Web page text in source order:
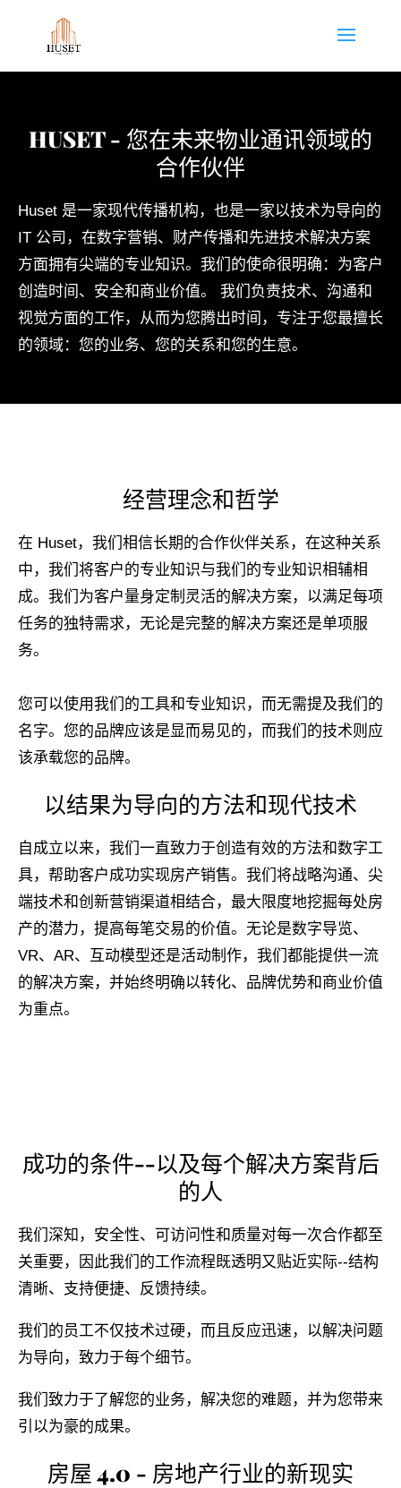
HUSET - 您在未来物业通讯领域的
合作伙伴
Huset 是一家现代传播机构，也是一家以技术为导向的
IT 公司，在数字营销、财产传播和先进技术解决方案
方面拥有尖端的专业知识。我们的使命很明确：为客户
创造时间、安全和商业价值。 我们负责技术、沟通和
视觉方面的工作，从而为您腾出时间，专注于您最擅长
的领域：您的业务、您的关系和您的生意。
经营理念和哲学
在 Huset，我们相信长期的合作伙伴关系，在这种关系
中，我们将客户的专业知识与我们的专业知识相辅相
成。我们为客户量身定制灵活的解决方案，以满足每项
任务的独特需求，无论是完整的解决方案还是单项服
务。
您可以使用我们的工具和专业知识，而无需提及我们的
名字。您的品牌应该是显而易见的，而我们的技术则应
该承载您的品牌。
以结果为导向的方法和现代技术
自成立以来，我们一直致力于创造有效的方法和数字工
具，帮助客户成功实现房产销售。我们将战略沟通、尖
端技术和创新营销渠道相结合，最大限度地挖掘每处房
产的潜力，提高每笔交易的价值。无论是数字导览、
VR、AR、互动模型还是活动制作，我们都能提供一流
的解决方案，并始终明确以转化、品牌优势和商业价值
为重点。
成功的条件--以及每个解决方案背后
的人
我们深知，安全性、可访问性和质量对每一次合作都至
关重要，因此我们的工作流程既透明又贴近实际--结构
清晰、支持便捷、反馈持续。
我们的员工不仅技术过硬，而且反应迅速，以解决问题
为导向，致力于每个细节。
我们致力于了解您的业务，解决您的难题，并为您带来
引以为豪的成果。
房屋 4.0 - 房地产行业的新现实